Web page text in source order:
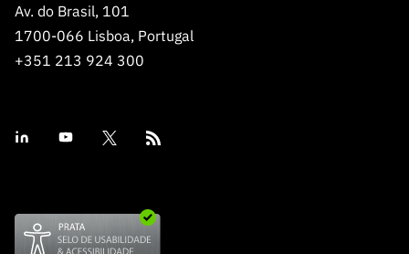
Av. do Brasil, 101
1700-066 Lisboa, Portugal
+351 213 924 300